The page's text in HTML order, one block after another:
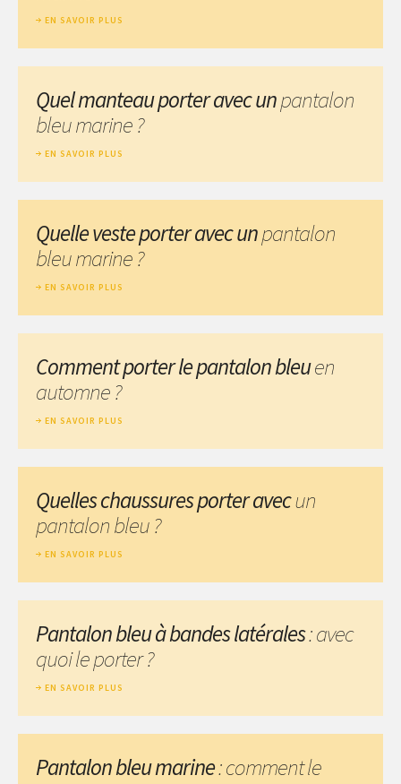
EN SAVOIR PLUS
Quel manteau porter avec unpantalon
bleu marine ?
EN SAVOIR PLUS
Quelle veste porter avec unpantalon
bleu marine ?
EN SAVOIR PLUS
Comment porter le pantalon bleuen
automne ?
EN SAVOIR PLUS
Quelles chaussures porter avecun
pantalon bleu ?
EN SAVOIR PLUS
Pantalon bleu à bandes latérales: avec
quoi le porter ?
EN SAVOIR PLUS
Pantalon bleu marine: comment le